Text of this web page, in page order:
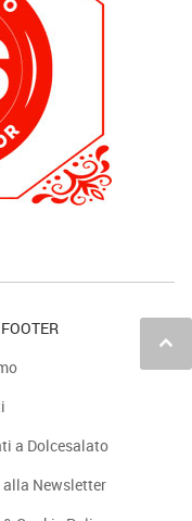
keyboard_arrow_up
a Dolcesalato
Newsletter